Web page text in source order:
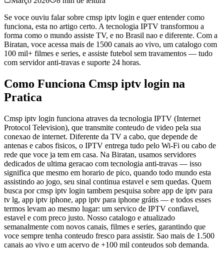
Se voce ouviu falar sobre cmsp iptv login e quer entender como
funciona, esta no artigo certo. A tecnologia IPTV transformou a
forma como o mundo assiste TV, e no Brasil nao e diferente. Com a
Biratan, voce acessa mais de 1500 canais ao vivo, um catalogo com
100 mil+ filmes e series, e assiste futebol sem travamentos — tudo
com servidor anti-travas e suporte 24 horas.
Como Funciona Cmsp iptv login na
Pratica
Cmsp iptv login funciona atraves da tecnologia IPTV (Internet
Protocol Television), que transmite conteudo de video pela sua
conexao de internet. Diferente da TV a cabo, que depende de
antenas e cabos fisicos, o IPTV entrega tudo pelo Wi-Fi ou cabo de
rede que voce ja tem em casa. Na Biratan, usamos servidores
dedicados de ultima geracao com tecnologia anti-travas — isso
significa que mesmo em horario de pico, quando todo mundo esta
assistindo ao jogo, seu sinal continua estavel e sem quedas. Quem
busca por cmsp iptv login tambem pesquisa sobre app de iptv para
tv lg, app iptv iphone, app iptv para iphone grátis — e todos esses
termos levam ao mesmo lugar: um servico de IPTV confiavel,
estavel e com preco justo. Nosso catalogo e atualizado
semanalmente com novos canais, filmes e series, garantindo que
voce sempre tenha conteudo fresco para assistir. Sao mais de 1.500
canais ao vivo e um acervo de +100 mil conteudos sob demanda.